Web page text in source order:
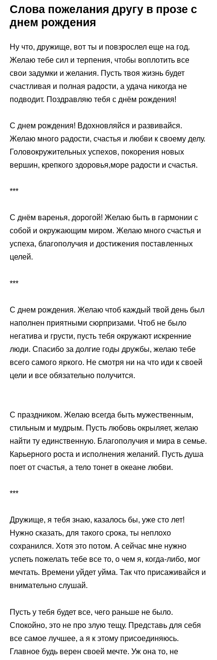
Слова пожелания другу в прозе с
днем рождения
Ну что, дружище, вот ты и повзрослел еще на год.
Желаю тебе сил и терпения, чтобы воплотить все
свои задумки и желания. Пусть твоя жизнь будет
счастливая и полная радости, а удача никогда не
подводит. Поздравляю тебя с днём рождения!
С днем рождения! Вдохновляйся и развивайся.
Желаю много радости, счастья и любви к своему делу.
Головокружительных успехов, покорения новых
вершин, крепкого здоровья,море радости и счастья.
***
С днём варенья, дорогой! Желаю быть в гармонии с
собой и окружающим миром. Желаю много счастья и
успеха, благополучия и достижения поставленных
целей.
***
С днем рождения. Желаю чтоб каждый твой день был
наполнен приятными сюрпризами. Чтоб не было
негатива и грусти, пусть тебя окружают искренние
люди. Спасибо за долгие годы дружбы, желаю тебе
всего самого яркого. Не смотря ни на что иди к своей
цели и все обязательно получится.
С праздником. Желаю всегда быть мужественным,
стильным и мудрым. Пусть любовь окрыляет, желаю
найти ту единственную. Благополучия и мира в семье.
Карьерного роста и исполнения желаний. Пусть душа
поет от счастья, а тело тонет в океане любви.
***
Дружище, я тебя знаю, казалось бы, уже сто лет!
Нужно сказать, для такого срока, ты неплохо
сохранился. Хотя это потом. А сейчас мне нужно
успеть пожелать тебе все то, о чем я, когда-либо, мог
мечтать. Времени уйдет уйма. Так что присаживайся и
внимательно слушай.
Пусть у тебя будет все, чего раньше не было.
Спокойно, это не про злую тещу. Представь для себя
все самое лучшее, а я к этому присоединяюсь.
Главное будь верен своей мечте. Уж она то, не